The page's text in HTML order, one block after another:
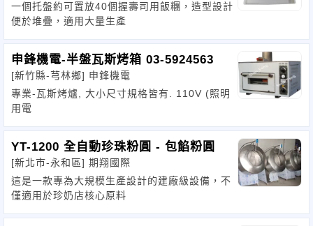
一個托盤約可置放40個握壽司用飯糰，造型設計
便於堆疊，適用大量生產
申鋒機電-半盤瓦斯烤箱 03-5924563
[新竹縣-芎林鄉] 申鋒機電
專業-瓦斯烤爐, 大小尺寸規格皆有. 110V (照明
用電
YT-1200 全自動珍珠粉圓 - 包餡粉圓
[新北市-永和區] 期翔國際
這是一款專為大規模生產設計的建廠級設備，不
僅適用於珍奶店核心原料